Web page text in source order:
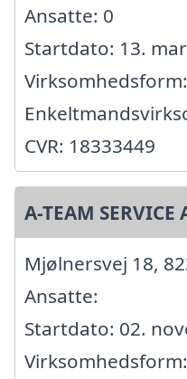
Ansatte: 0
Startdato: 13.
Virksomhedsform:
CVR: 18333449
A-TEAM SERVICE
Mjølnersvej 18,
Ansatte:
Startdato: 02.